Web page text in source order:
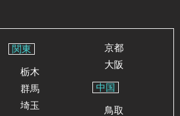
関東
栃木
群馬
埼玉
京都
大阪
中国
鳥取